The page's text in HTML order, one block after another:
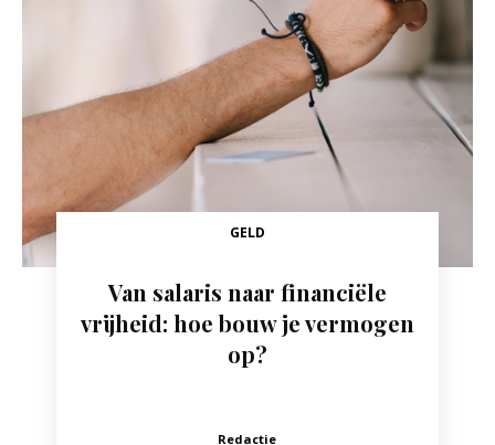
GELD
Van salaris naar financiële
vrijheid: hoe bouw je vermogen
op?
Redactie